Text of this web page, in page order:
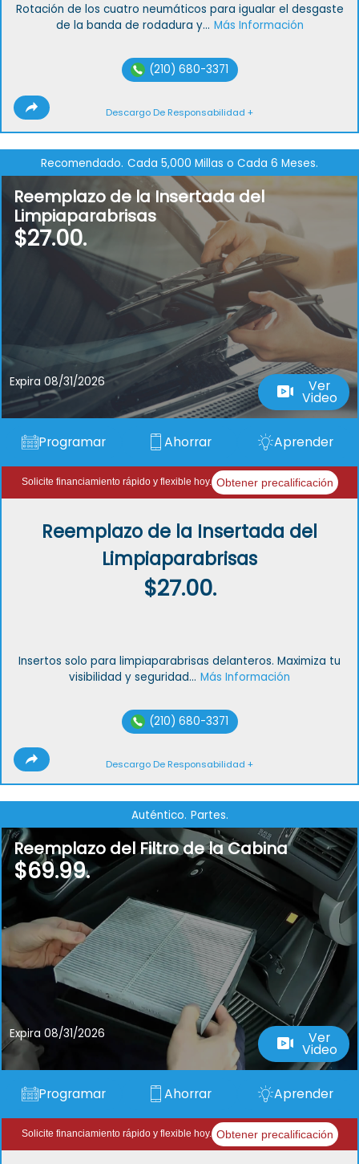
Rotación de los cuatro neumáticos para igualar el desgaste
de la banda de rodadura y... Más Información
(210) 680-3371
Descargo De Responsabilidad +
Recomendado. Cada 5,000 Millas o Cada 6 Meses.
Reemplazo de la Insertada del
Limpiaparabrisas
$27.00.
Expira 08/31/2026 Ver
Video
Programar Ahorrar Aprender
Solicite financiamiento rápido y flexible hoy. Obtener precalificación
Reemplazo de la Insertada del
Limpiaparabrisas
$27.00.
Insertos solo para limpiaparabrisas delanteros. Maximiza tu
visibilidad y seguridad... Más Información
(210) 680-3371
Descargo De Responsabilidad +
Auténtico. Partes.
Reemplazo del Filtro de la Cabina
$69.99.
Expira 08/31/2026 Ver
Video
Programar Ahorrar Aprender
Solicite financiamiento rápido y flexible hoy. Obtener precalificación